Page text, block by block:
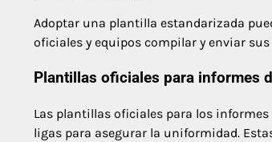
Adoptar una plantilla estandarizada
oficiales y equipos compilar y enviar
Plantillas oficiales para informes
Las plantillas oficiales para los
ligas para asegurar la uniformidad.